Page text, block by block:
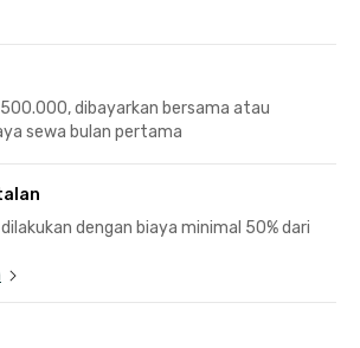
dibayarkan bersama atau
sewa bulan pertama
dengan biaya minimal 50% dari